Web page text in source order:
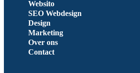
Websito
SEO Webdesign
Design
Marketing
Over ons
Contact